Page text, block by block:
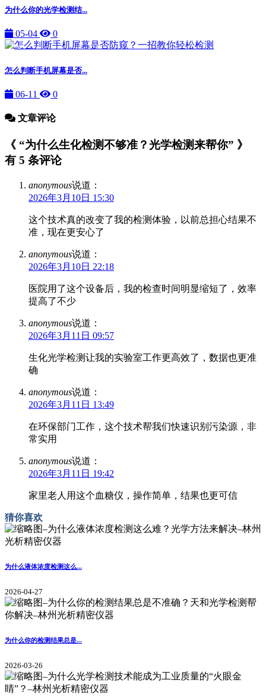
为什么你的光学检测结...
05-04 0
怎么判断手机屏幕是否...
06-11 0
文章评论
《 “为什么生化检测不够准？光学检测来帮你” 》
有 5 条评论
anonymous说道：
2026年3月10日 15:30
这个技术真的改变了我的检测体验，以前总担心结果不
准，现在更安心了
anonymous说道：
2026年3月10日 22:18
医院用了这个设备后，我的检查时间明显缩短了，效率
提高了不少
anonymous说道：
2026年3月11日 09:57
生化光学检测让我的实验室工作更高效了，数据也更准
确
anonymous说道：
2026年3月11日 13:49
在环保部门工作，这个技术帮我们快速识别污染源，非
常实用
anonymous说道：
2026年3月11日 19:42
家里老人用这个血糖仪，操作简单，结果也更可信
猜你喜欢
为什么液体浓度检测这么...
2026-04-27
为什么你的检测结果总是...
2026-03-26